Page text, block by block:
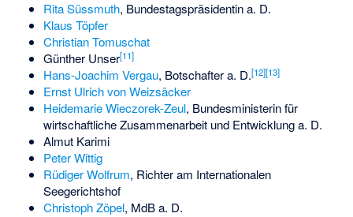
Rita Süssmuth, Bundestagspräsidentin a. D.
Klaus Töpfer
Christian Tomuschat
Günther Unser[11]
Hans-Joachim Vergau, Botschafter a. D.[12][13]
Ernst Ulrich von Weizsäcker
Heidemarie Wieczorek-Zeul, Bundesministerin für
wirtschaftliche Zusammenarbeit und Entwicklung a. D.
Almut Karimi
Peter Wittig
Rüdiger Wolfrum, Richter am Internationalen
Seegerichtshof
Christoph Zöpel, MdB a. D.